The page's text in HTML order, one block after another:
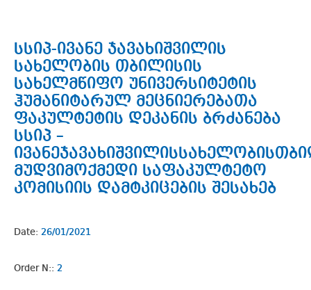
სსიპ-ივანე ჯავახიშვილის
სახელობის თბილისის
სახელმწიფო უნივერსიტეტის
ჰუმანიტარულ მეცნიერებათა
ფაკულტეტის დეკანის ბრძანება
სსიპ –
მუდვიმოქმედი საფაკულტეტო
კომისიის დამტკიცების შესახებ
Date: 26/01/2021
Order N:: 2